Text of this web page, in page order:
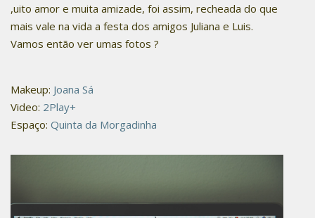
,uito amor e muita amizade, foi assim, recheada do que
mais vale na vida a festa dos amigos Juliana e Luis.
Vamos então ver umas fotos ?
Makeup: Joana Sá
Video: 2Play+
Espaço: Quinta da Morgadinha